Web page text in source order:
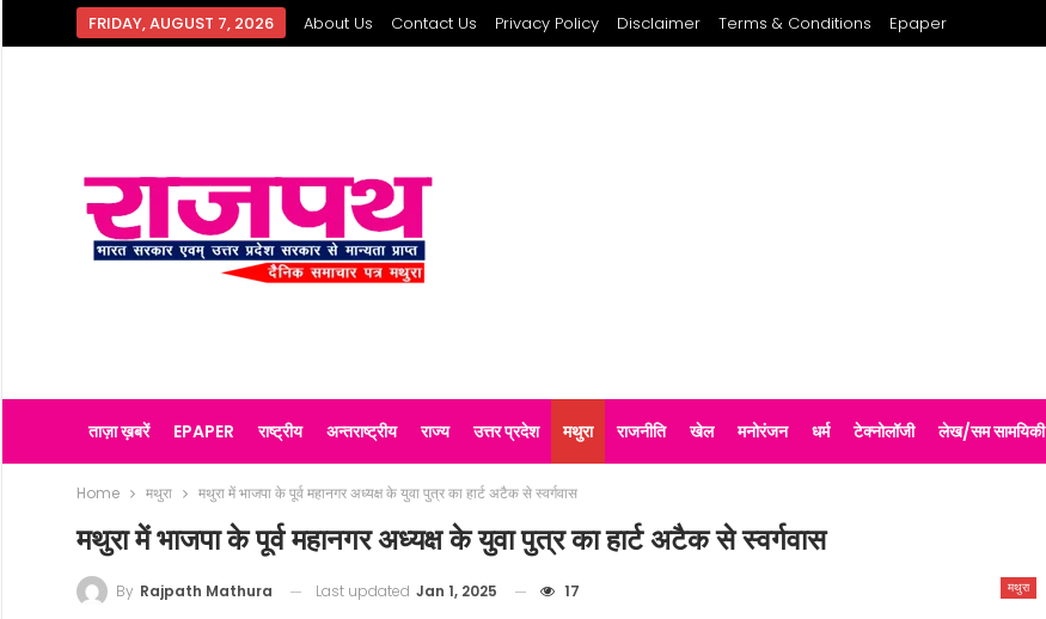
FRIDAY, AUGUST 7, 2026 About Us Contact Us Privacy Policy Disclaimer Terms & Conditions Epaper
ताज़ा ख़बरें EPAPER राष्ट्रीय अन्तराष्ट्रीय राज्य उत्तर प्रदेश मथुरा राजनीति खेल मनोरंजन धर्म टेक्नोलॉजी लेख/सम सामयिकी
Home मथुरा मथुरा में भाजपा के पूर्व महानगर अध्यक्ष के युवा पुत्र का हार्ट अटैक से स्वर्गवास
मथुरा में भाजपा के पूर्व महानगर अध्यक्ष के युवा पुत्र का हार्ट अटैक से स्वर्गवास
मथुरा
By Rajpath Mathura Last updated Jan 1, 2025 17